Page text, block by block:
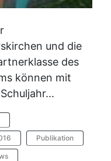
und die
des
können mit
Publikation